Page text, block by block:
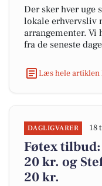
Der sker hver
lokale erhvervsliv
arrangementer. Vi
fra de seneste dage
Læs hele artiklen
DAGLIGVARER 18
Føtex
20 kr. og
20 kr.